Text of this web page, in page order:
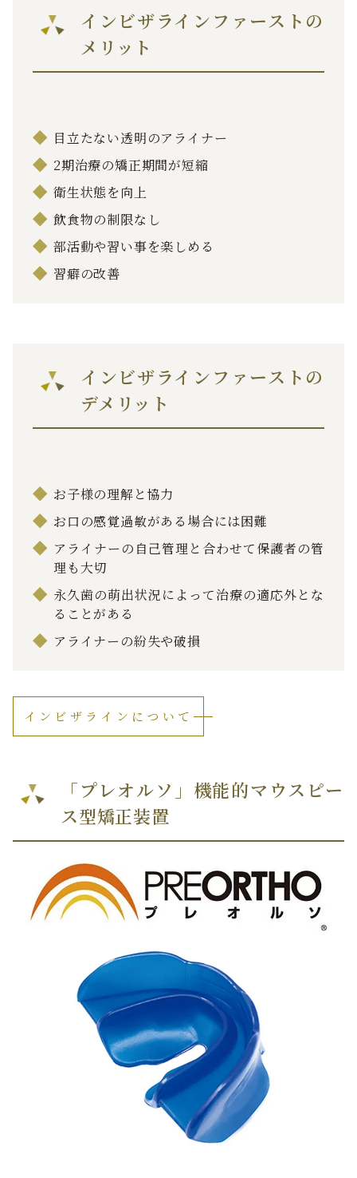
インビザラインファーストの
メリット
目立たない透明のアライナー
2期治療の矯正期間が短縮
衛生状態を向上
飲食物の制限なし
部活動や習い事を楽しめる
習癖の改善
インビザラインファーストの
デメリット
お子様の理解と協力
お口の感覚過敏がある場合には困難
アライナーの自己管理と合わせて保護者の管
理も大切
永久歯の萌出状況によって治療の適応外とな
ることがある
アライナーの紛失や破損
インビザラインについて
「プレオルソ」機能的マウスピー
ス型矯正装置